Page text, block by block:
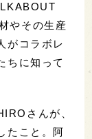
やその生産
がコラボレ
ちに知って
さんが、
たこと。阿